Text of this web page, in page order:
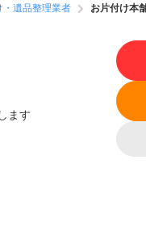
・遺品整理業者 お片付け本
ます